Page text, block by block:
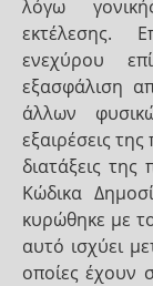
λόγω
εκτέλεσης.
ενεχύρου
εξασφάλιση
άλλων
εξαιρέσεις
διατάξεις
Κώδικα
κυρώθηκε με
αυτό ισχύει
οποίες έχουν